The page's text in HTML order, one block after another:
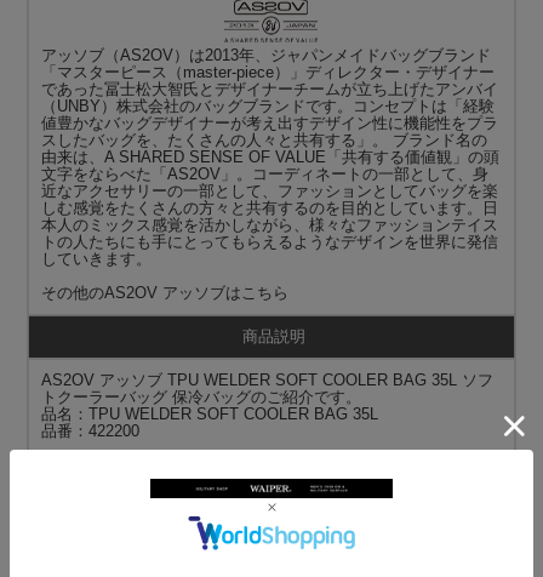
アッソブ（AS2OV）は2013年、ジャパンメイドバッグブランド
「マスターピース（master-piece）」ディレクター・デザイナー
であった冨士松大智氏とデザイナーチームが立ち上げたアンバイ
（UNBY）株式会社のバッグブランドです。コンセプトは「経験
値豊かなバッグデザイナーが考え出すデザイン性に機能性をプラ
スしたバッグを、たくさんの人々と共有する」。 ブランド名の
由来は、A SHARED SENSE OF VALUE「共有する価値観」の頭
文字をならべた「AS2OV」。コーディネートの一部として、身
近なアクセサリーの一部として、ファッションとしてバッグを楽
しむ感覚をたくさんの方々と共有するのを目的としています。日
本人のミックス感覚を活かしながら、様々なファッションテイス
トの人たちにも手にとってもらえるようなデザインを世界に発信
していきます。
その他のAS2OV アッソブはこちら
商品説明
AS2OV アッソブ TPU WELDER SOFT COOLER BAG 35L ソフ
トクーラーバッグ 保冷バッグのご紹介です。
品名：TPU WELDER SOFT COOLER BAG 35L
品番：422200
両面TPU加工が施された420Dナイロンの防水生地を使用。メイ
ンの保冷力のある下の層は、ウェルダー加工を施し完全防水にな
っています。さらには耐老化性・保温・保冷に優れたNBRウレタ